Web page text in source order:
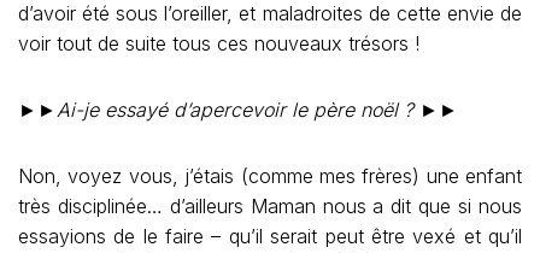
d’avoir été sous l’oreiller, et maladroites de cette envie de
voir tout de suite tous ces nouveaux trésors !
►►Ai-je essayé d’apercevoir le père noël ?►►
Non, voyez vous, j’étais (comme mes frères) une enfant
très disciplinée… d’ailleurs Maman nous a dit que si nous
essayions de le faire – qu’il serait peut être vexé et qu’il